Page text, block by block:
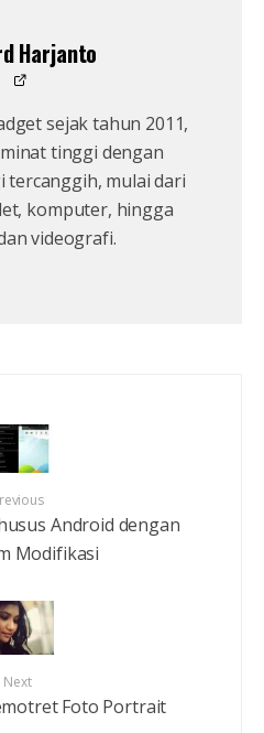
Harjanto
sejak tahun 2011,
tinggi dengan
mulai dari
komputer, hingga
videografi.
Android dengan
Modifikasi
Next
Foto Portrait